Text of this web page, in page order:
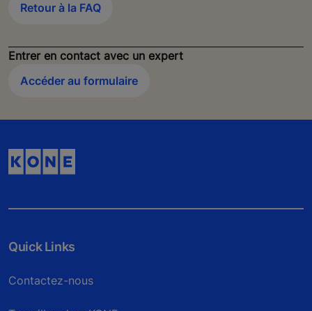
Retour à la FAQ
Entrer en contact avec un expert
Accéder au formulaire
Quick Links
Contactez-nous